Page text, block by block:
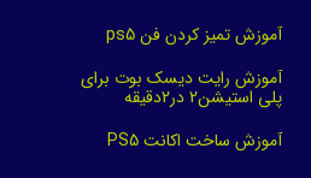
آموزش تمیز کردن فن ps5
آموزش رایت دیسک بوت برای
پلی استیشن2 در2دقیقه
آموزش ساخت اکانت PS5